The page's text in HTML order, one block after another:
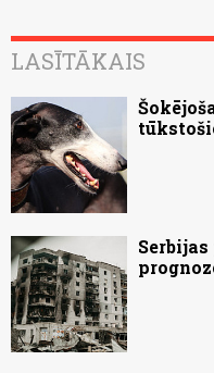
LASĪTĀKAIS